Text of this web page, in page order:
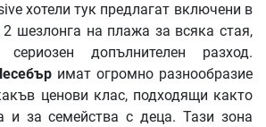
хотели тук предлагат включени в
шезлонга на плажа за всяка стая,
сериозен допълнителен разход.
имат огромно разнообразие
ценови клас, подходящи както
и за семейства с деца. Тази зона